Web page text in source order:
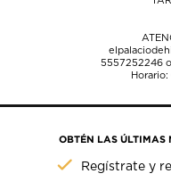
5557252246
OBTÉN LAS ÚLTIMAS
Regístrate y